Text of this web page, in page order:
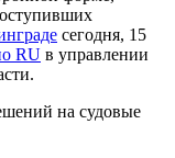
сегодня, 15
RU в управлении
на судовые